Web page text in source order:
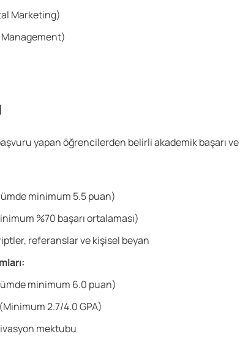
Marketing)
yapan öğrencilerden belirli akademik başarı
minimum 5.5 puan)
%70 başarı ortalaması)
referanslar ve kişisel beyan
minimum 6.0 puan)
2.7/4.0 GPA)
mektubu